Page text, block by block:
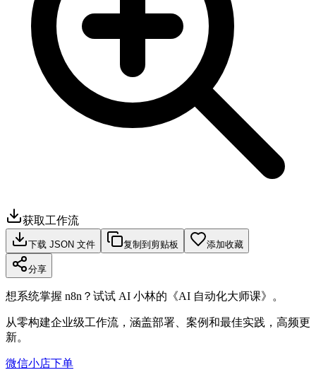
获取工作流
下载 JSON 文件 复制到剪贴板 添加收藏
分享
想系统掌握 n8n？试试 AI 小林的《AI 自动化大师课》。
从零构建企业级工作流，涵盖部署、案例和最佳实践，高频更
新。
微信小店下单